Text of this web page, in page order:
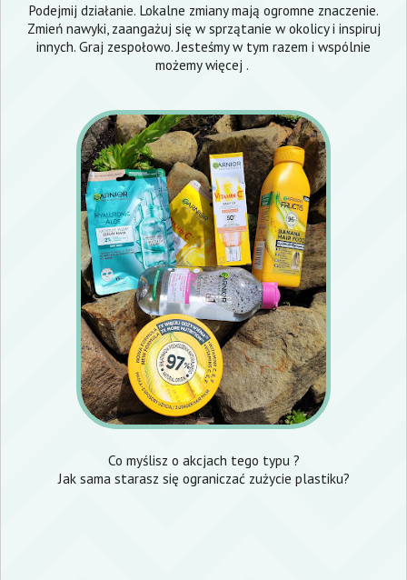
Podejmij działanie. Lokalne zmiany mają ogromne znaczenie.
Zmień nawyki, zaangażuj się w sprzątanie w okolicy i inspiruj
innych. Graj zespołowo. Jesteśmy w tym razem i wspólnie
możemy więcej .
Co myślisz o akcjach tego typu ?
Jak sama starasz się ograniczać zużycie plastiku?